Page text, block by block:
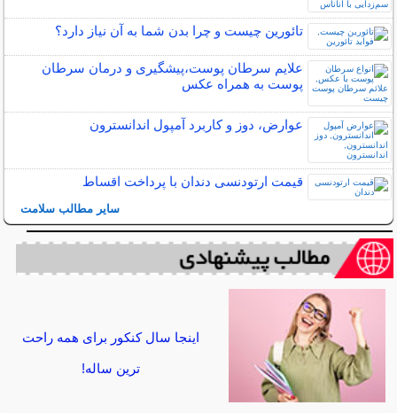
تائورین چیست و چرا بدن شما به آن نیاز دارد؟
علایم سرطان پوست،پیشگیری و درمان سرطان
پوست به همراه عکس
عوارض، دوز و کاربرد آمپول اندانسترون
قیمت ارتودنسی دندان با پرداخت اقساط
سایر مطالب سلامت
اینجا سال کنکور برای همه راحت
ترین ساله!